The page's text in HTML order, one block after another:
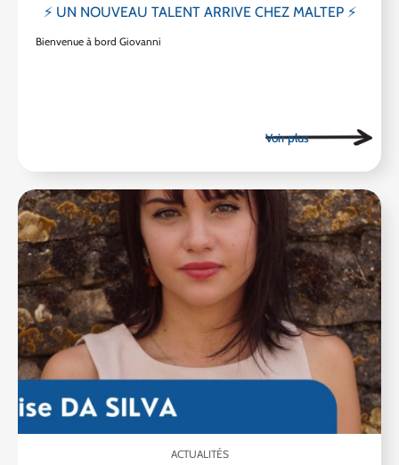
⚡ UN NOUVEAU TALENT ARRIVE CHEZ MALTEP ⚡
Bienvenue à bord Giovanni
ACTUALITÉS